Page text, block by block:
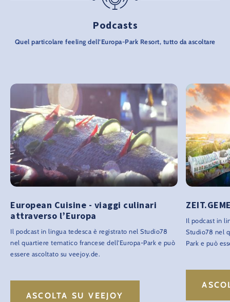
Podcasts
Quel particolare feeling dell’Europa-Park Resort, tutto da ascoltare
European Cuisine - viaggi culinari
attraverso l’Europa
Il podcast in lingua tedesca è registrato nel Studio78
nel quartiere tematico francese dell'Europa-Park e può
essere ascoltato su veejoy.de.
ASCOLTA SU VEEJOY
Il podcast in
Studio78 nel
Park e può